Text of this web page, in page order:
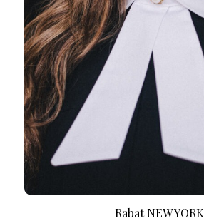
Rabat NEW YORK